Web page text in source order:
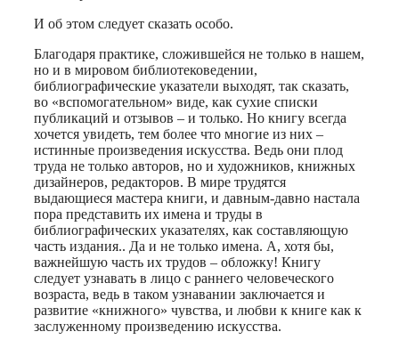
И об этом следует сказать особо.
Благодаря практике, сложившейся не только в нашем,
но и в мировом библиотековедении,
библиографические указатели выходят, так сказать,
во «вспомогательном» виде, как сухие списки
публикаций и отзывов – и только. Но книгу всегда
хочется увидеть, тем более что многие из них –
истинные произведения искусства. Ведь они плод
труда не только авторов, но и художников, книжных
дизайнеров, редакторов. В мире трудятся
выдающиеся мастера книги, и давным-давно настала
пора представить их имена и труды в
библиографических указателях, как составляющую
часть издания.. Да и не только имена. А, хотя бы,
важнейшую часть их трудов – обложку! Книгу
следует узнавать в лицо с раннего человеческого
возраста, ведь в таком узнавании заключается и
развитие «книжного» чувства, и любви к книге как к
заслуженному произведению искусства.